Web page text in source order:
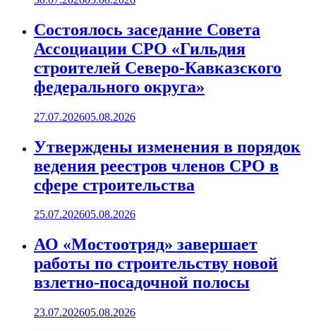
Состоялось заседание Совета
Ассоциации СРО «Гильдия
строителей Северо-Кавказского
федерального округа»
27.07.202605.08.2026
Утверждены изменения в порядок
ведения реестров членов СРО в
сфере строительства
25.07.202605.08.2026
АО «Мостоотряд» завершает
работы по строительству новой
взлетно-посадочной полосы
23.07.202605.08.2026